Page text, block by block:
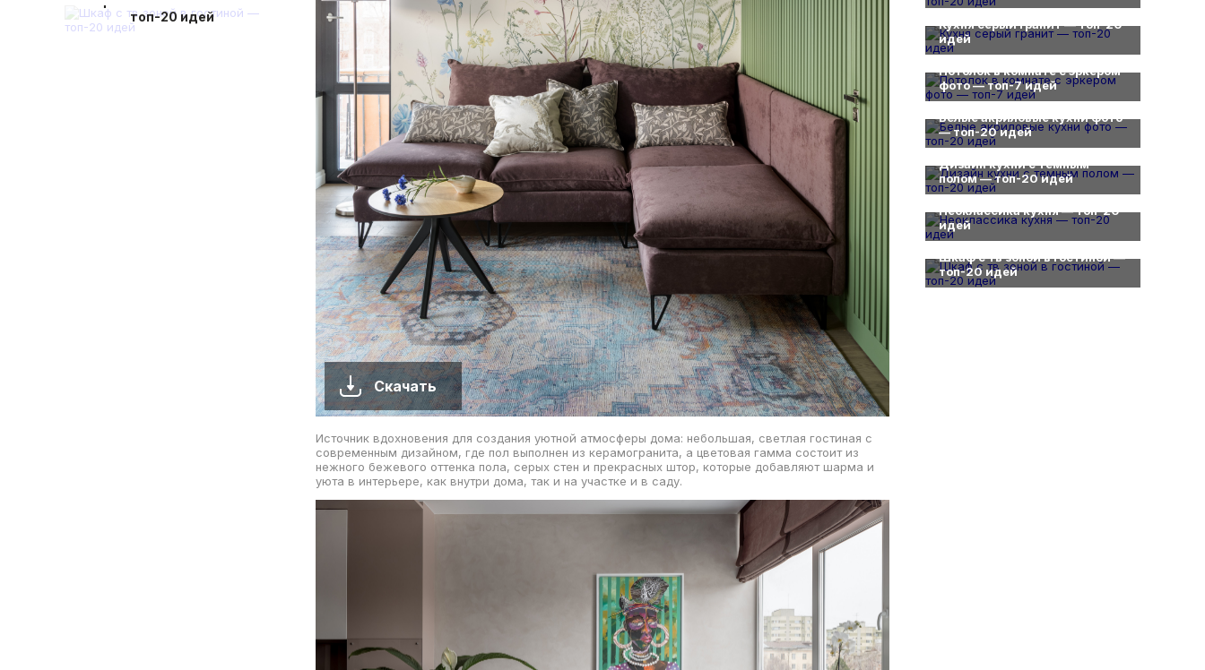
Скачать
Источник вдохновения для создания уютной атмосферы дома: небольшая, светлая гостиная с
современным дизайном, где пол выполнен из керамогранита, а цветовая гамма состоит из
нежного бежевого оттенка пола, серых стен и прекрасных штор, которые добавляют шарма и
уюта в интерьере, как внутри дома, так и на участке и в саду.
топ-20 идей
Кухня серый гранит — топ-20
идей
Потолок в комнате с эркером
фото — топ-7 идей
Белые акриловые кухни фото
— топ-20 идей
Дизайн кухни с темным
полом — топ-20 идей
Неоклассика кухня — топ-20
идей
Шкаф с тв зоной в гостиной —
топ-20 идей